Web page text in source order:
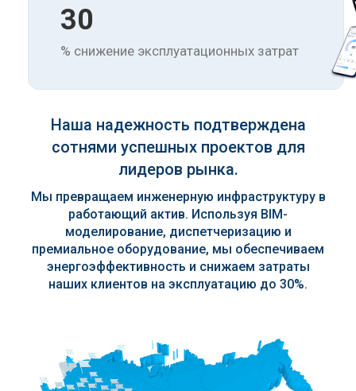
30
% снижение эксплуатационных затрат
Наша надежность подтверждена
сотнями успешных проектов для
лидеров рынка.
Мы превращаем инженерную инфраструктуру в
работающий актив. Используя BIM-
моделирование, диспетчеризацию и
премиальное оборудование, мы обеспечиваем
энергоэффективность и снижаем затраты
наших клиентов на эксплуатацию до 30%.